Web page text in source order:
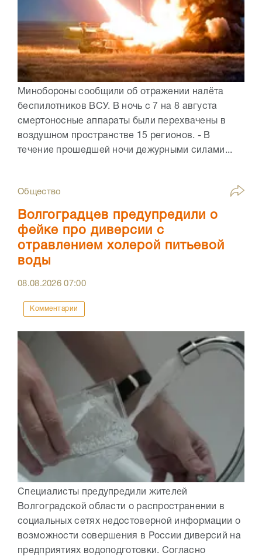
Минобороны сообщили об отражении налёта
беспилотников ВСУ. В ночь с 7 на 8 августа
смертоносные аппараты были перехвачены в
воздушном пространстве 15 регионов. - В
течение прошедшей ночи дежурными силами...
Общество
Волгоградцев предупредили о
фейке про диверсии с
отравлением холерой питьевой
воды
08.08.202607:00
Комментарии
Специалисты предупредили жителей
Волгоградской области о распространении в
социальных сетях недостоверной информации о
возможности совершения в России диверсий на
предприятиях водоподготовки. Согласно